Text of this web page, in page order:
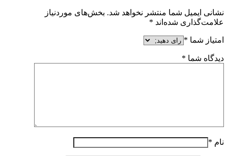
نشانی ایمیل شما منتشر نخواهد شد. بخش‌های موردنیاز
علامت‌گذاری شده‌اند *
امتیاز شما *
دیدگاه شما *
نام *